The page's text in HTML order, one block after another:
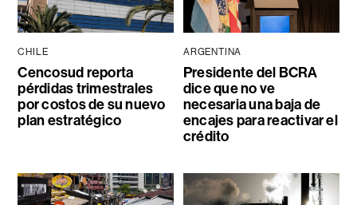
CHILE
Cencosud reporta
pérdidas trimestrales
por costos de su nuevo
plan estratégico
ARGENTINA
Presidente del BCRA
dice que no ve
necesaria una baja de
encajes para reactivar el
crédito